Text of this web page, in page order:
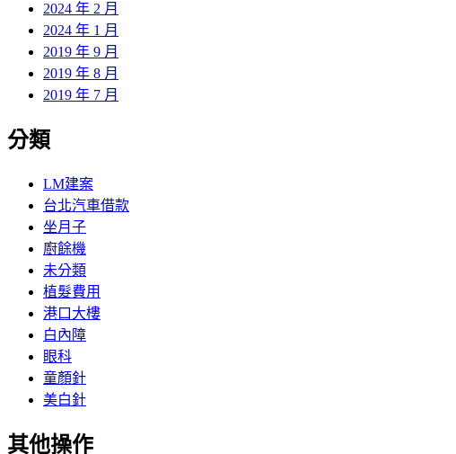
2024 年 2 月
2024 年 1 月
2019 年 9 月
2019 年 8 月
2019 年 7 月
分類
LM建案
台北汽車借款
坐月子
廚餘機
未分類
植髮費用
港口大樓
白內障
眼科
童顏針
美白針
其他操作